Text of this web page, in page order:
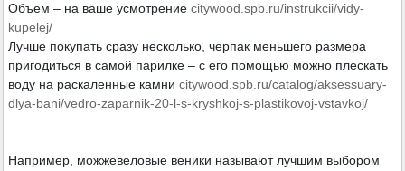
Объем – на ваше усмотрение citywood.spb.ru/instrukcii/vidy-
kupelej/
Лучше покупать сразу несколько, черпак меньшего размера
пригодиться в самой парилке – с его помощью можно плескать
воду на раскаленные камни citywood.spb.ru/catalog/aksessuary-
dlya-bani/vedro-zaparnik-20-l-s-kryshkoj-s-plastikovoj-vstavkoj/
Например, можжевеловые веники называют лучшим выбором